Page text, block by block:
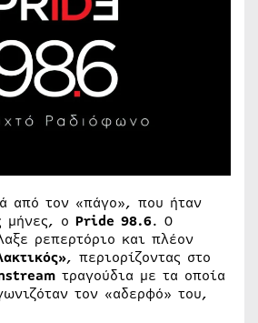
από τον «πάγο», που ήταν
μήνες, ο Pride 98.6. Ο
ρεπερτόριο και πλέον
, περιορίζοντας στο
τραγούδια με τα οποία
τον «αδερφό» του,